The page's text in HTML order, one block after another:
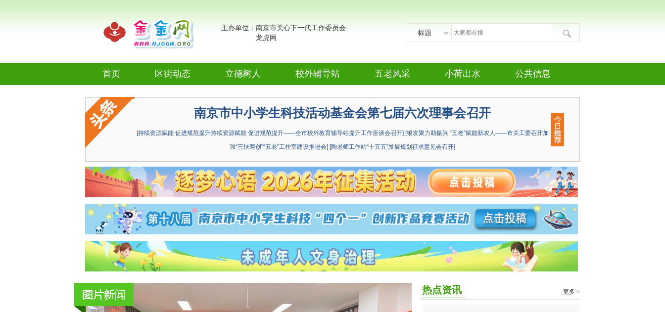
主办单位：南京市关心下一代工作委员会
龙虎网
标题
首页 区街动态
今日推荐
图片新闻
金金视频
立德树人
德法同行
主题教育
讲师团
少年法学
院
校外辅导站
电子阅览室
校站集萃
科技之窗
金陵文萃
礼仪常识
学前教育
校外教育
五老风采
五老故事
传递关爱
通联来稿
夕阳异彩
养生有道
小荷出水
成长习作
诗教园地
才艺展演
娱乐天地
公共信息
公告发布
法律法规
南京市中小学生科技活动基金会第七届六次理事会召开
[持续资源赋能 促进规范提升持续资源赋能 促进规范提升——全市校外教育辅导站提升工作座谈会召开] [银发聚力助振兴 “五老”赋能新农人——市关工委召开加
强“三扶两创”“五老”工作室建设推进会] [陶老师工作站“十五五”发展规划征求意见会召开]
热点资讯 更多 >